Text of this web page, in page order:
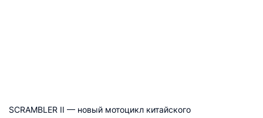
SCRAMBLER II — новый мотоцикл китайского